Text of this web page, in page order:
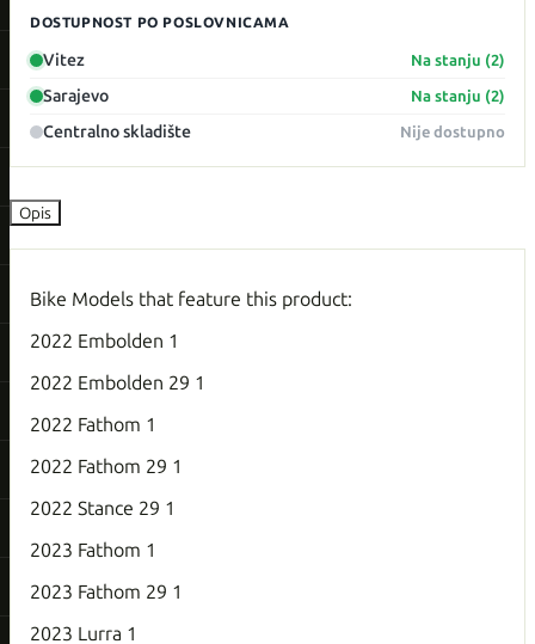
DOSTUPNOST PO POSLOVNICAMA
Vitez Na stanju (2)
Sarajevo Na stanju (2)
Centralno skladište Nije dostupno
Opis
Bike Models that feature this product:
2022 Embolden 1
2022 Embolden 29 1
2022 Fathom 1
2022 Fathom 29 1
2022 Stance 29 1
2023 Fathom 1
2023 Fathom 29 1
2023 Lurra 1